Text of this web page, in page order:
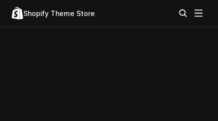
Shopify Theme Store